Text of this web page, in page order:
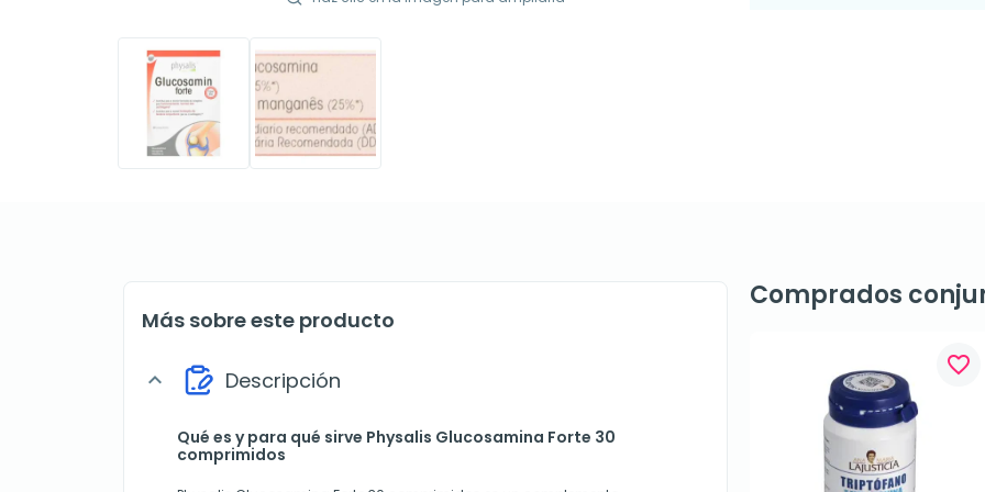
Más sobre este producto
expand_more Descripción
Qué es y para qué sirve Physalis Glucosamina Forte 30
comprimidos
Comprados
favorite_border